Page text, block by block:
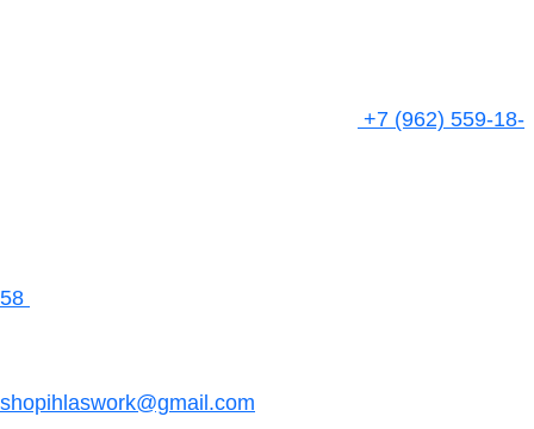
+7 (962) 559-18-
58
shopihlaswork@gmail.com